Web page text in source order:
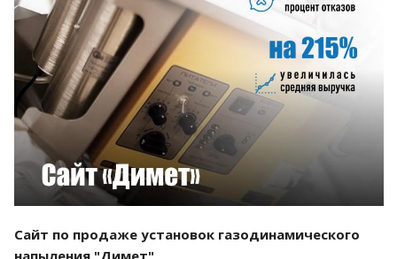
Смотреть проект
Сайт по продаже установок газодинамического